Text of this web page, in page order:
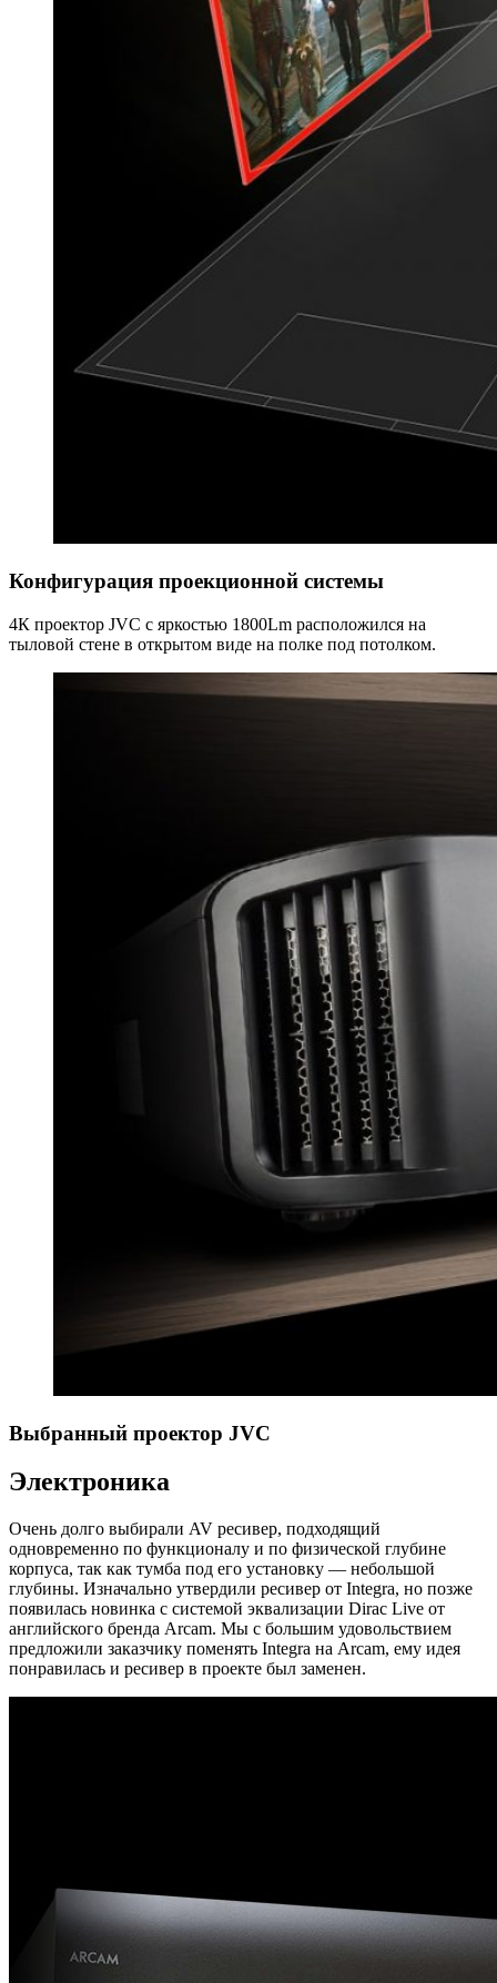
Конфигурация проекционной системы
4К проектор JVC c яркостью 1800Lm расположился на
тыловой стене в открытом виде на полке под потолком.
Выбранный проектор JVC
Электроника
Очень долго выбирали AV ресивер, подходящий
одновременно по функционалу и по физической глубине
корпуса, так как тумба под его установку — небольшой
глубины. Изначально утвердили ресивер от Integra, но позже
появилась новинка с системой эквализации Dirac Live от
английского бренда Arcam. Мы с большим удовольствием
предложили заказчику поменять Integra на Arcam, ему идея
понравилась и ресивер в проекте был заменен.